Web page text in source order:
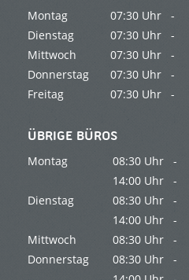
Montag 07:30 Uhr -
Dienstag
07:30 Uhr -
Mittwoch
07:30 Uhr -
Donnerstag
07:30 Uhr -
Freitag
07:30 Uhr -
ÜBRIGE BÜROS
Montag 08:30 Uhr -
14:00 Uhr -
Dienstag
08:30 Uhr -
14:00 Uhr -
Mittwoch
08:30 Uhr -
Donnerstag
08:30 Uhr -